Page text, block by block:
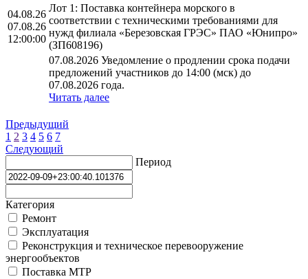
04.08.26
07.08.26
12:00:00
Лот 1: Поставка контейнера морского в
соответствии с техническими требованиями для
нужд филиала «Березовская ГРЭС» ПАО «Юнипро»
(ЗП608196)
07.08.2026 Уведомление о продлении срока подачи
предложений участников до 14:00 (мск) до
07.08.2026 года.
Читать далее
Предыдущий
1 2 3 4 5 6 7
Следующий
Период
Категория
Ремонт
Эксплуатация
Реконструкция и техническое перевооружение
энергообъектов
Поставка МТР